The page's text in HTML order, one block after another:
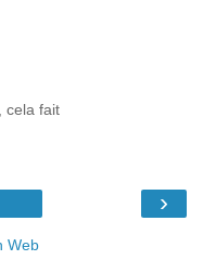
cela fait
›
Web